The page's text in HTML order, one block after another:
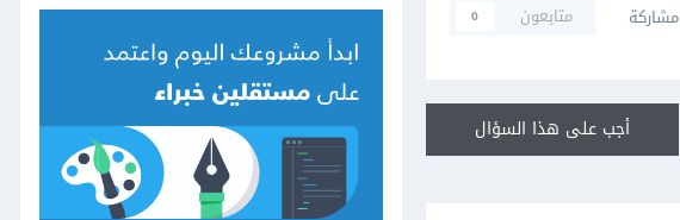
مشاركة متابعون 0
أجب على هذا السؤال